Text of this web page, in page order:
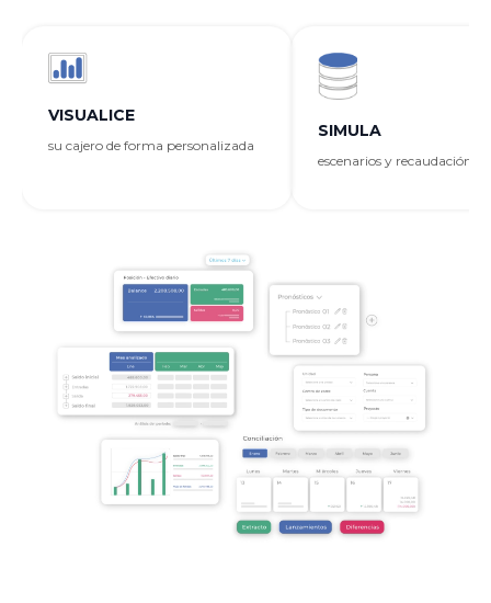
VISUALICE
su cajero de forma personalizada
SIMULA
escenarios y recaudación